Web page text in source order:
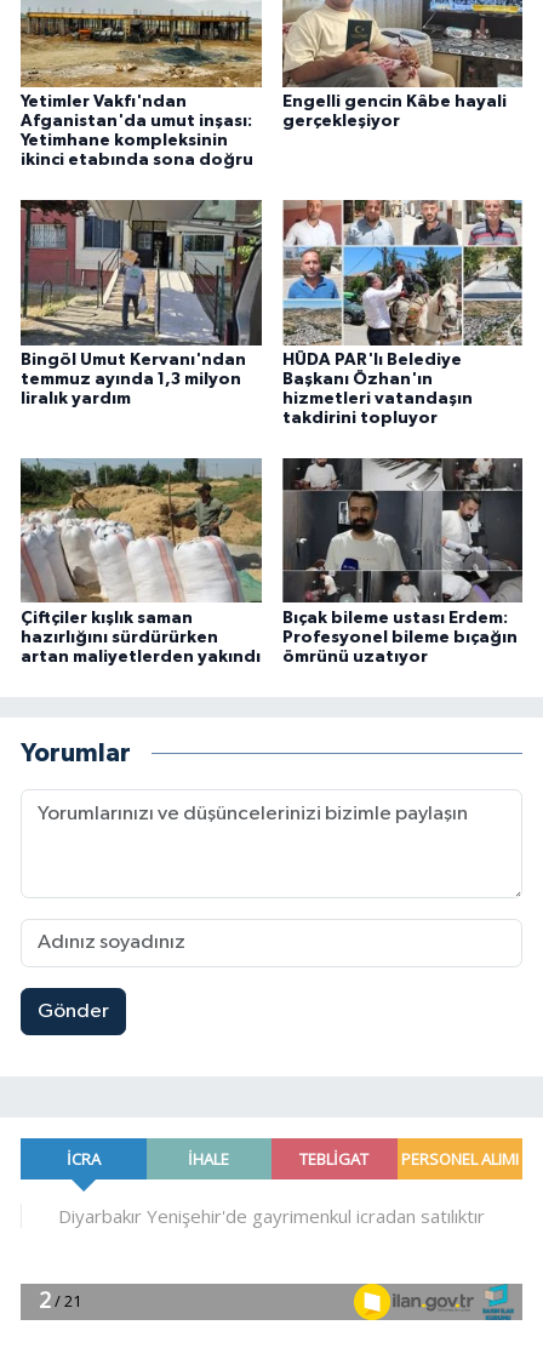
Yetimler Vakfı'ndan
Afganistan'da umut inşası:
Yetimhane kompleksinin
ikinci etabında sona doğru
Engelli gencin Kâbe hayali
gerçekleşiyor
Bingöl Umut Kervanı'ndan
temmuz ayında 1,3 milyon
liralık yardım
HÜDA PAR'lı Belediye
Başkanı Özhan'ın
hizmetleri vatandaşın
takdirini topluyor
Çiftçiler kışlık saman
hazırlığını sürdürürken
artan maliyetlerden yakındı
Bıçak bileme ustası Erdem:
Profesyonel bileme bıçağın
ömrünü uzatıyor
Yorumlar
Gönder